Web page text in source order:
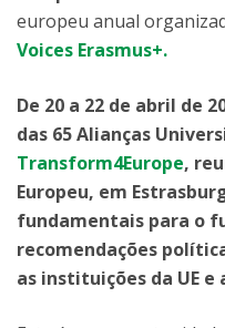
europeu anual
Voices Erasmus+.
De 20 a 22 de abril de
das 65 Alianças
Transform4Europe,
Europeu, em
fundamentais para o
recomendações
as instituições da UE